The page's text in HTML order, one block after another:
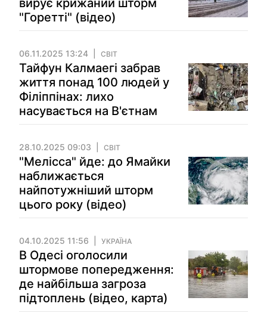
вирує крижаний шторм
"Горетті" (відео)
06.11.2025 13:24 СВІТ
Тайфун Калмаегі забрав
життя понад 100 людей у
Філіппінах: лихо
насувається на В'єтнам
28.10.2025 09:03 СВІТ
"Мелісса" йде: до Ямайки
наближається
найпотужніший шторм
цього року (відео)
04.10.2025 11:56 УКРАЇНА
В Одесі оголосили
штормове попередження:
де найбільша загроза
підтоплень (відео, карта)